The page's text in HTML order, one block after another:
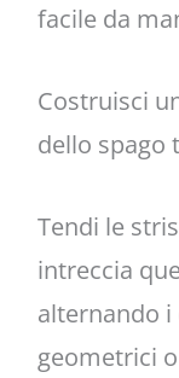
facile da
Costruisci
dello spago
Tendi le
intreccia
alternando
geometrici